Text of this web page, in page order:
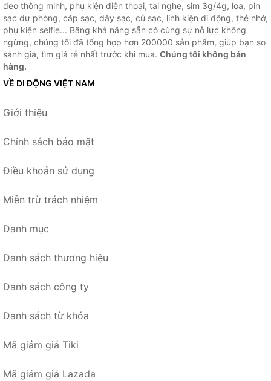
đeo thông minh, phụ kiện điện thoại, tai nghe, sim 3g/4g, loa, pin
sạc dự phòng, cáp sạc, dây sạc, củ sạc, linh kiện di động, thẻ nhớ,
phụ kiện selfie... Bằng khả năng sẵn có cùng sự nỗ lực không
ngừng, chúng tôi đã tổng hợp hơn 200000 sản phẩm, giúp bạn so
sánh giá, tìm giá rẻ nhất trước khi mua. Chúng tôi không bán
hàng.
VỀ DI ĐỘNG VIỆT NAM
Giới thiệu
Chính sách bảo mật
Điều khoản sử dụng
Miễn trừ trách nhiệm
Danh mục
Danh sách thương hiệu
Danh sách công ty
Danh sách từ khóa
Mã giảm giá Tiki
Mã giảm giá Lazada